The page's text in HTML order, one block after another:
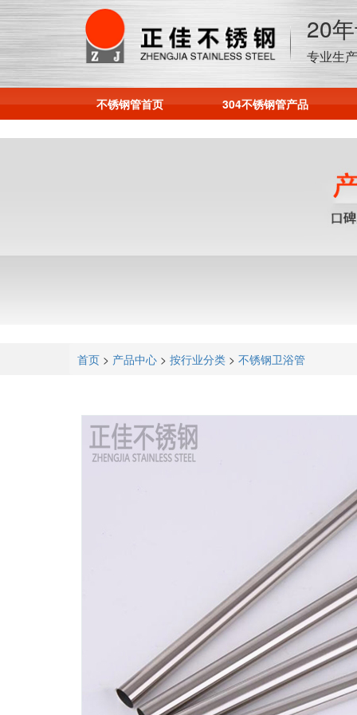
20
专业生
不锈钢管首页 304不锈钢管产品
首页 > 产品中心 > 按行业分类 > 不锈钢卫浴管